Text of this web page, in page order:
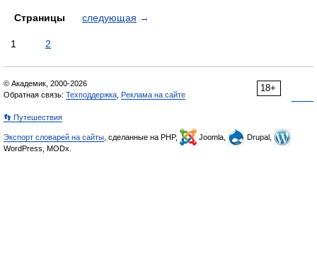
Страницы следующая →
1 2
18+
© Академик, 2000-2026
Обратная связь: Техподдержка Реклама на сайте
👣 Путешествия
Экспорт словарей на сайты , сделанные на PHP, Joomla,
Drupal,
WordPress, MODx.